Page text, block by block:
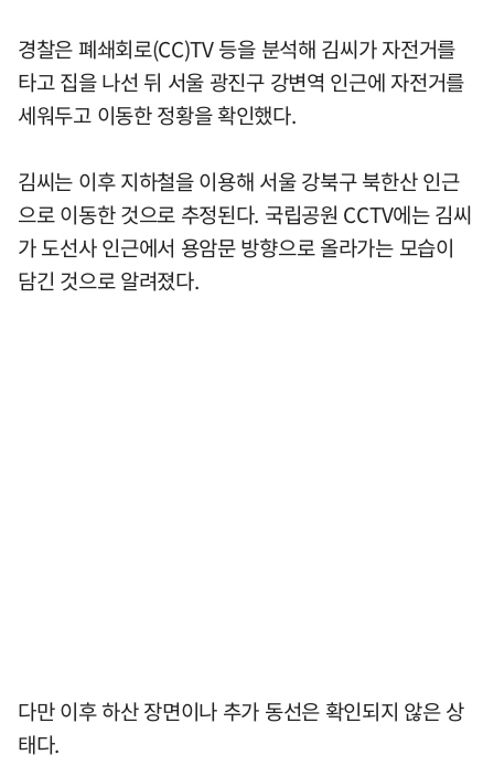
경찰은 폐쇄회로(CC)TV 등을 분석해 김씨가 자전거를
타고 집을 나선 뒤 서울 광진구 강변역 인근에 자전거를
세워두고 이동한 정황을 확인했다.
김씨는 이후 지하철을 이용해 서울 강북구 북한산 인근
으로 이동한 것으로 추정된다. 국립공원 CCTV에는 김씨
가 도선사 인근에서 용암문 방향으로 올라가는 모습이
담긴 것으로 알려졌다.
다만 이후 하산 장면이나 추가 동선은 확인되지 않은 상
태다.